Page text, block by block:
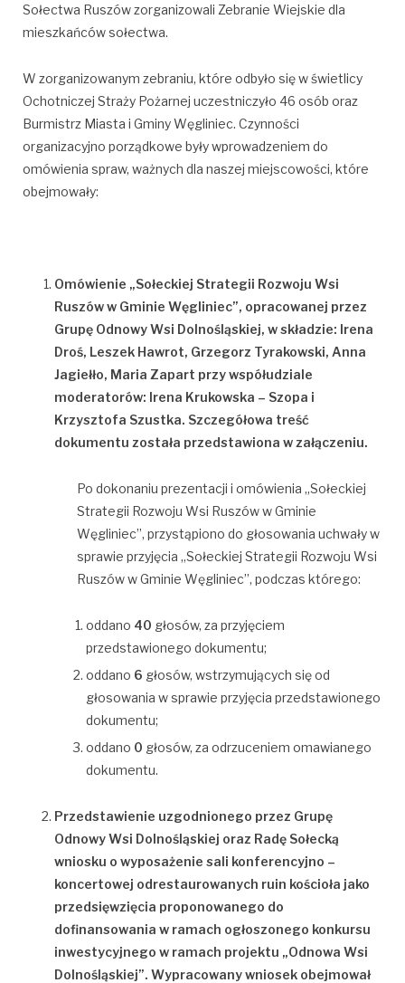
Sołectwa Ruszów zorganizowali Zebranie Wiejskie dla
mieszkańców sołectwa.
W zorganizowanym zebraniu, które odbyło się w świetlicy
Ochotniczej Straży Pożarnej uczestniczyło 46 osób oraz
Burmistrz Miasta i Gminy Węgliniec. Czynności
organizacyjno porządkowe były wprowadzeniem do
omówienia spraw, ważnych dla naszej miejscowości, które
obejmowały:
Omówienie „Sołeckiej Strategii Rozwoju Wsi
Ruszów w Gminie Węgliniec”, opracowanej przez
Grupę Odnowy Wsi Dolnośląskiej, w składzie: Irena
Droś, Leszek Hawrot, Grzegorz Tyrakowski, Anna
Jagiełło, Maria Zapart przy współudziale
moderatorów: Irena Krukowska – Szopa i
Krzysztofa Szustka. Szczegółowa treść
dokumentu została przedstawiona w załączeniu.
Po dokonaniu prezentacji i omówienia „Sołeckiej
Strategii Rozwoju Wsi Ruszów w Gminie
Węgliniec”, przystąpiono do głosowania uchwały w
sprawie przyjęcia „Sołeckiej Strategii Rozwoju Wsi
Ruszów w Gminie Węgliniec”, podczas którego:
oddano 40 głosów, za przyjęciem
przedstawionego dokumentu;
oddano 6 głosów, wstrzymujących się od
głosowania w sprawie przyjęcia przedstawionego
dokumentu;
oddano 0 głosów, za odrzuceniem omawianego
dokumentu.
Przedstawienie uzgodnionego przez Grupę
Odnowy Wsi Dolnośląskiej oraz Radę Sołecką
wniosku o wyposażenie sali konferencyjno –
koncertowej odrestaurowanych ruin kościoła jako
przedsięwzięcia proponowanego do
dofinansowania w ramach ogłoszonego konkursu
inwestycyjnego w ramach projektu „Odnowa Wsi
Dolnośląskiej”. Wypracowany wniosek obejmował